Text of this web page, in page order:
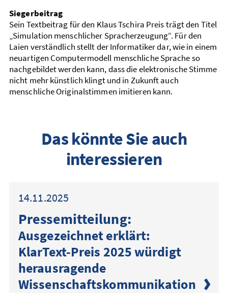
Siegerbeitrag
Sein Textbeitrag für den Klaus Tschira Preis trägt den Titel
„Simulation menschlicher Spracherzeugung“. Für den
Laien verständlich stellt der Informatiker dar, wie in einem
neuartigen Computermodell menschliche Sprache so
nachgebildet werden kann, dass die elektronische Stimme
nicht mehr künstlich klingt und in Zukunft auch
menschliche Originalstimmen imitieren kann.
Das könnte Sie auch
interessieren
14.11.2025
Presse­mitteilung:
Ausgezeichnet erklärt:
KlarText-Preis 2025 würdigt
herausragende
Wissenschaftskommunikation